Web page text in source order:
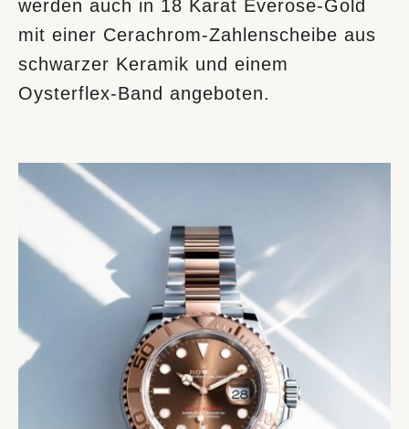
werden auch in 18 Karat Everose-Gold
mit einer Cerachrom-Zahlenscheibe aus
schwarzer Keramik und einem
Oysterflex-Band angeboten.